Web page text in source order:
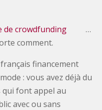
…
comment.
financement
: vous avez déjà du
font appel au
avec ou sans